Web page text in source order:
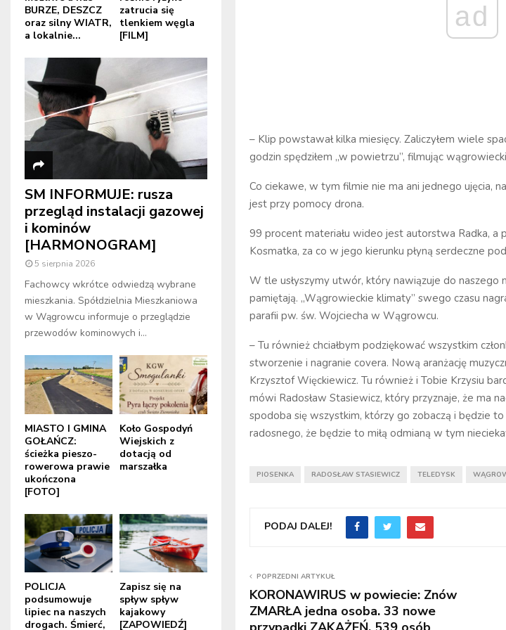
ad
– Klip powstawał kilka miesięcy. Zaliczyłem wiele
godzin spędziłem „w powietrzu”, filmując
Co ciekawe, w tym filmie nie ma ani jednego ujęcia,
jest przy pomocy drona.
99 procent materiału wideo jest autorstwa Radka, a
Kosmatka, za co w jego kierunku płyną serdeczne
W tle usłyszymy utwór, który nawiązuje do
pamiętają. „Wągrowieckie klimaty” swego czasu
parafii pw. św. Wojciecha w Wągrowcu.
– Tu również chciałbym podziękować wszystkim
stworzenie i nagranie covera. Nową aranżację
Krzysztof Więckiewicz. Tu również i Tobie Krzysiu
mówi Radosław Stasiewicz, który przyznaje, że ma
spodoba się wszystkim, którzy go zobaczą i będzie
radosnego, że będzie to miłą odmianą w tym
PIOSENKA RADOSŁAW STASIEWICZ TELEDYSK
PODAJ DALEJ!
POPRZEDNI ARTYKUŁ
KORONAWIRUS w powiecie: Znów
ZMARŁA jedna osoba. 33 nowe
BURZE, DESZCZ
oraz silny WIATR,
a lokalnie...
zatrucia się
tlenkiem węgla
[FILM]
SM INFORMUJE: rusza
przegląd instalacji gazowej
i kominów
[HARMONOGRAM]
5 sierpnia 2026
Fachowcy wkrótce odwiedzą wybrane
mieszkania. Spółdzielnia Mieszkaniowa
w Wągrowcu informuje o przeglądzie
przewodów kominowych i...
MIASTO I GMINA
GOŁAŃCZ:
ścieżka pieszo-
rowerowa prawie
ukończona
[FOTO]
Koło Gospodyń
Wiejskich z
dotacją od
marszałka
POLICJA
podsumowuje
lipiec na naszych
drogach. Śmierć,
Zapisz się na
spływ spływ
kajakowy
[ZAPOWIEDŹ]